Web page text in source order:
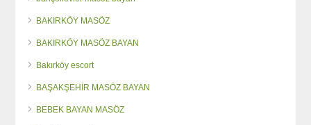
BAKIRKÖY MASÖZ
BAKIRKÖY MASÖZ BAYAN
Bakırköy escort
BAŞAKŞEHİR MASÖZ BAYAN
BEBEK BAYAN MASÖZ